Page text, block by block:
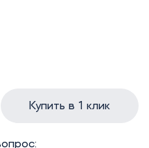
Купить в 1 клик